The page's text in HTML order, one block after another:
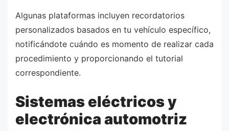
Algunas plataformas incluyen recordatorios
personalizados basados en tu vehículo específico,
notificándote cuándo es momento de realizar cada
procedimiento y proporcionando el tutorial
correspondiente.
Sistemas eléctricos y
electrónica automotriz